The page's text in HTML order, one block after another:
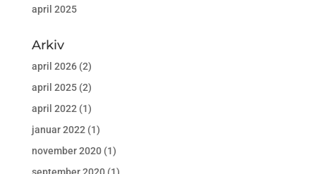
april 2025
Arkiv
april 2026(2)
april 2025(2)
april 2022(1)
januar 2022(1)
november 2020(1)